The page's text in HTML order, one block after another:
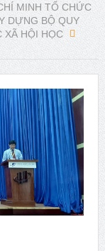
niệm 100 năm
mới của
đề xuất giải
MINH TỔ CHỨC
DỰNG BỘ QUY
XÃ HỘI HỌC